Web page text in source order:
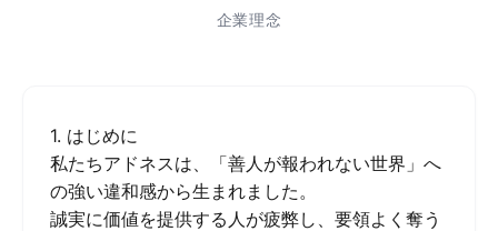
企業理念
1. はじめに
私たちアドネスは、「善人が報われない世界」へ
の強い違和感から生まれました。
誠実に価値を提供する人が疲弊し、要領よく奪う